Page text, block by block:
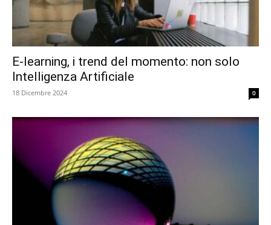
E-learning, i trend del momento: non solo
Intelligenza Artificiale
18 Dicembre 2024 0